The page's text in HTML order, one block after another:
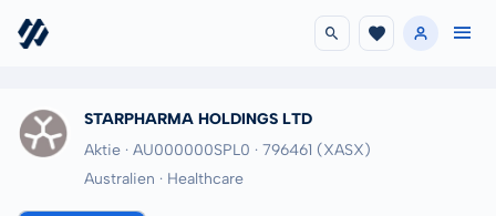
STARPHARMA HOLDINGS LTD
Aktie · AU000000SPL0 · 796461 (XASX)
Australien · Healthcare